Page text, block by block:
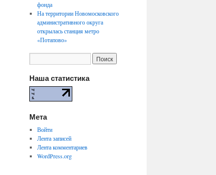
фонда
На территории Новомосковского
административного округа
открылась станция метро
«Потапово»
Наша статистика
Мета
Войти
Лента записей
Лента комментариев
WordPress.org